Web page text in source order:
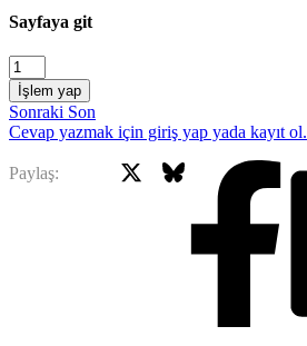
Sayfaya git
İşlem yap
Sonraki Son
Cevap yazmak için giriş yap yada kayıt ol.
Paylaş: Bluesky